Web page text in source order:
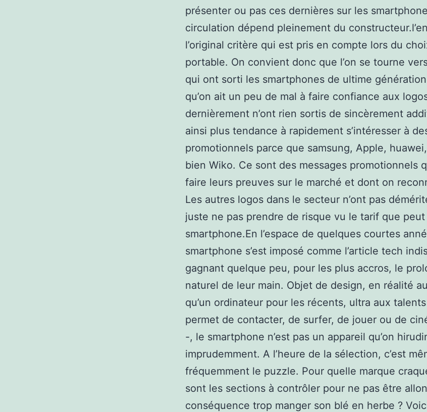
présenter ou pas ces dernières sur les
circulation dépend pleinement du
l’original critère qui est pris en compte lors du
portable. On convient donc que l’on se tourne
qui ont sorti les smartphones de ultime
qu’on ait un peu de mal à faire confiance aux
dernièrement n’ont rien sortis de sincèrement
ainsi plus tendance à rapidement s’intéresser à
promotionnels parce que samsung, Apple,
bien Wiko. Ce sont des messages promotionnels
faire leurs preuves sur le marché et dont on
Les autres logos dans le secteur n’ont pas
juste ne pas prendre de risque vu le tarif que
smartphone.En l’espace de quelques courtes
smartphone s’est imposé comme l’article tech
gagnant quelque peu, pour les plus accros, le
naturel de leur main. Objet de design, en réalité
qu’un ordinateur pour les récents, ultra aux
permet de contacter, de surfer, de jouer ou de
-, le smartphone n’est pas un appareil qu’on
imprudemment. A l’heure de la sélection, c’est
fréquemment le puzzle. Pour quelle marque
sont les sections à contrôler pour ne pas être
conséquence trop manger son blé en herbe ?